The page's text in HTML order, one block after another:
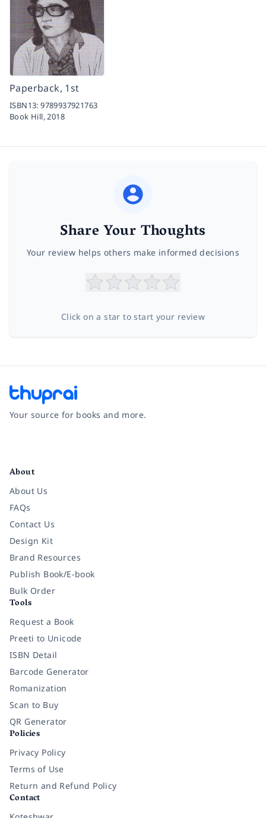
Paperback, 1st
ISBN13:9789937921763
Book Hill,2018
Share Your Thoughts
Your review helps others make informed decisions
Click on a star to start your review
Your source for books and more.
About
About Us
FAQs
Contact Us
Design Kit
Brand Resources
Publish Book/E-book
Bulk Order
Tools
Request a Book
Preeti to Unicode
ISBN Detail
Barcode Generator
Romanization
Scan to Buy
QR Generator
Policies
Privacy Policy
Terms of Use
Return and Refund Policy
Contact